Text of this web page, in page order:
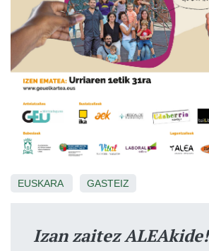
EUSKARA GASTEIZ
Izan zaitez ALEAkide!